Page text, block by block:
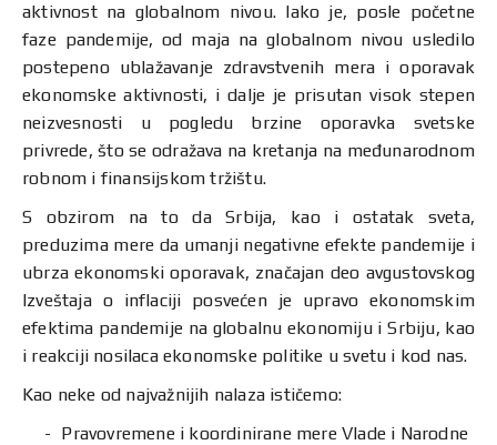
aktivnost na globalnom nivou. Iako je, posle početne
faze pandemije, od maja na globalnom nivou usledilo
postepeno ublažavanje zdravstvenih mera i oporavak
ekonomske aktivnosti, i dalje je prisutan visok stepen
neizvesnosti u pogledu brzine oporavka svetske
privrede, što se odražava na kretanja na međunarodnom
robnom i finansijskom tržištu.
S obzirom na to da Srbija, kao i ostatak sveta,
preduzima mere da umanji negativne efekte pandemije i
ubrza ekonomski oporavak, značajan deo avgustovskog
Izveštaja o inflaciji posvećen je upravo ekonomskim
efektima pandemije na globalnu ekonomiju i Srbiju, kao
i reakciji nosilaca ekonomske politike u svetu i kod nas.
Kao neke od najvažnijih nalaza ističemo:
Pravovremene i koordinirane mere Vlade i Narodne